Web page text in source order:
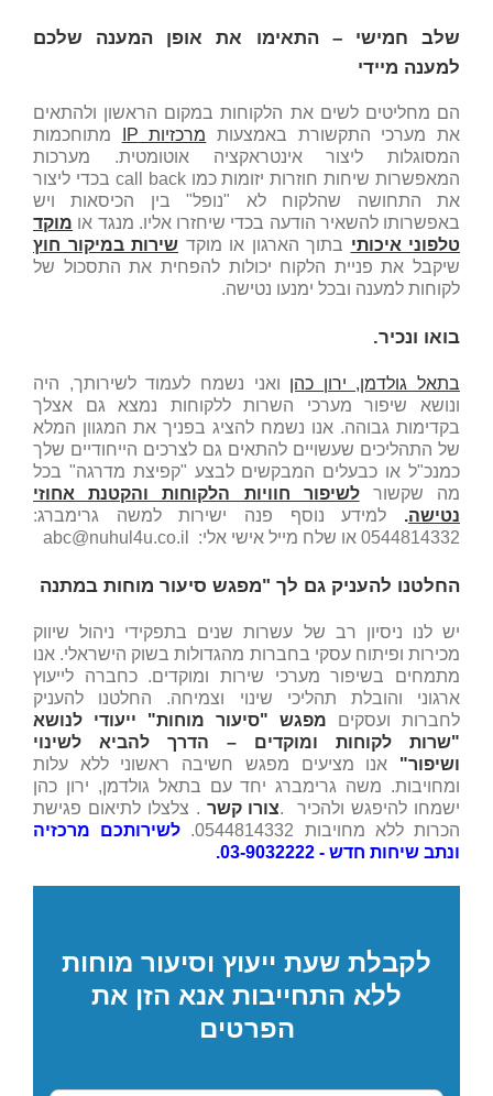
שלב חמישי – התאימו את אופן המענה שלכם
למענה מיידי
הם מחליטים לשים את הלקוחות במקום הראשון ולהתאים
את מערכי התקשורת באמצעות מרכזיות IP
מתוחכמות
המסוגלות ליצור אינטראקציה אוטומטית. מערכות
המאפשרות שיחות חוזרות יזומות כמו call back בכדי ליצור
את התחושה שהלקוח לא "נופל" בין הכיסאות ויש
באפשרותו להשאיר הודעה בכדי שיחזרו אליו. מנגד או מוקד
טלפוני איכותי בתוך הארגון או מוקד שירות במיקור חוץ
שיקבל את פניית הלקוח יכולות להפחית את התסכול של
לקוחות למענה ובכל ימנעו נטישה.
בואו ונכיר.
בתאל גולדמן, ירון כהן ואני נשמח לעמוד לשירותך, היה
ונושא שיפור מערכי השרות ללקוחות נמצא גם אצלך
בקדימות גבוהה. אנו נשמח להציג בפניך את המגוון המלא
של התהליכים שעשויים להתאים גם לצרכים הייחודיים שלך
כמנכ"ל או כבעלים המבקשים לבצע "קפיצת מדרגה" בכל
מה שקשורלשיפור חוויות הלקוחות והקטנת אחוזי
נטישה. למידע נוסף פנה ישירות למשה גרימברג:
0544814332 או שלח מייל אישי אלי: abc@nuhul4u.co.il
החלטנו להעניק גם לך "מפגש סיעור מוחות במתנה
יש לנו ניסיון רב של עשרות שנים בתפקידי ניהול שיווק
מכירות ופיתוח עסקי בחברות מהגדולות בשוק הישראלי. אנו
מתמחים בשיפור מערכי שירות ומוקדים. כחברה לייעוץ
ארגוני והובלת תהליכי שינוי וצמיחה. החלטנו להעניק
לחברות ועסקים מפגש "סיעור מוחות" ייעודי לנושא
"שרות לקוחות ומוקדים – הדרך להביא לשינוי
ושיפור"
אנו מציעים מפגש חשיבה ראשוני ללא עלות
ומחויבות. משה גרימברג יחד עם בתאל גולדמן, ירון כהן
ישמחו להיפגש ולהכיר .צורו קשר . צלצלו לתיאום פגישת
הכרות ללא מחויבות 0544814332.
לשירותכם מרכזיה
ונתב שיחות חדש - 03-9032222.
לקבלת שעת ייעוץ וסיעור מוחות
ללא התחייבות אנא הזן את
הפרטים